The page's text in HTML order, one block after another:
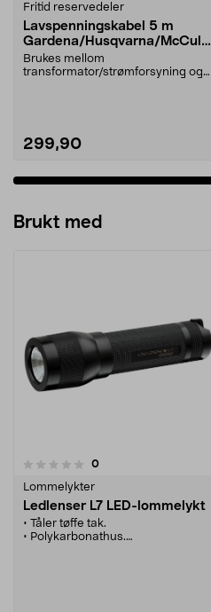
Fritid reservedeler
Lavspenningskabel 5 m
Gardena/Husqvarna/McCullo
ch/Flymo
Brukes mellom
transformator/strømforsyning og
299,90
Brukt med
0anmeldelser
Lommelykter
Ledlenser L7 LED-lommelykt
• Tåler tøffe tak.
• Polykarbonathus.
0.0 av 5 stjerner